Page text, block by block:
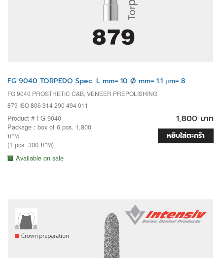
FG 9040 TORPEDO Spec. L mm= 10 Ø mm= 1.1 µm= 8
FG 9040 PROSTHETIC C&B, VENEER PREPOLISHING
879 ISO 806 314 290 494 011
Product # FG 9040
Package : box of 6 pcs. 1,800
บาท
(1 pcs. 300 บาท)
Available on sale
1,800 บาท
หยิบใส่ตะกร้า